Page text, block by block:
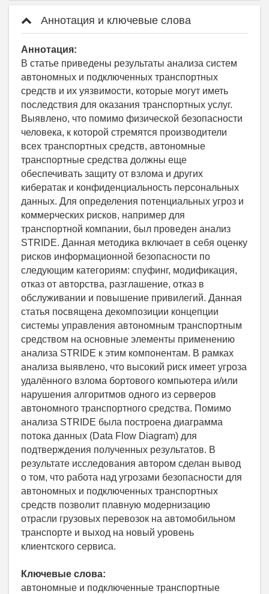
Аннотация и ключевые слова
Аннотация:
В статье приведены результаты анализа систем
автономных и подключенных транспортных
средств и их уязвимости, которые могут иметь
последствия для оказания транспортных услуг.
Выявлено, что помимо физической безопасности
человека, к которой стремятся производители
всех транспортных средств, автономные
транспортные средства должны еще
обеспечивать защиту от взлома и других
кибератак и конфиденциальность персональных
данных. Для определения потенциальных угроз и
коммерческих рисков, например для
транспортной компании, был проведен анализ
STRIDE. Данная методика включает в себя оценку
рисков информационной безопасности по
следующим категориям: спуфинг, модификация,
отказ от авторства, разглашение, отказ в
обслуживании и повышение привилегий. Данная
статья посвящена декомпозиции концепции
системы управления автономным транспортным
средством на основные элементы применению
анализа STRIDE к этим компонентам. В рамках
анализа выявлено, что высокий риск имеет угроза
удалённого взлома бортового компьютера и/или
нарушения алгоритмов одного из серверов
автономного транспортного средства. Помимо
анализа STRIDE была построена диаграмма
потока данных (Data Flow Diagram) для
подтверждения полученных результатов. В
результате исследования автором сделан вывод
о том, что работа над угрозами безопасности для
автономных и подключенных транспортных
средств позволит плавную модернизацию
отрасли грузовых перевозок на автомобильном
транспорте и выход на новый уровень
клиентского сервиса.
Ключевые слова:
автономные и подключенные транспортные